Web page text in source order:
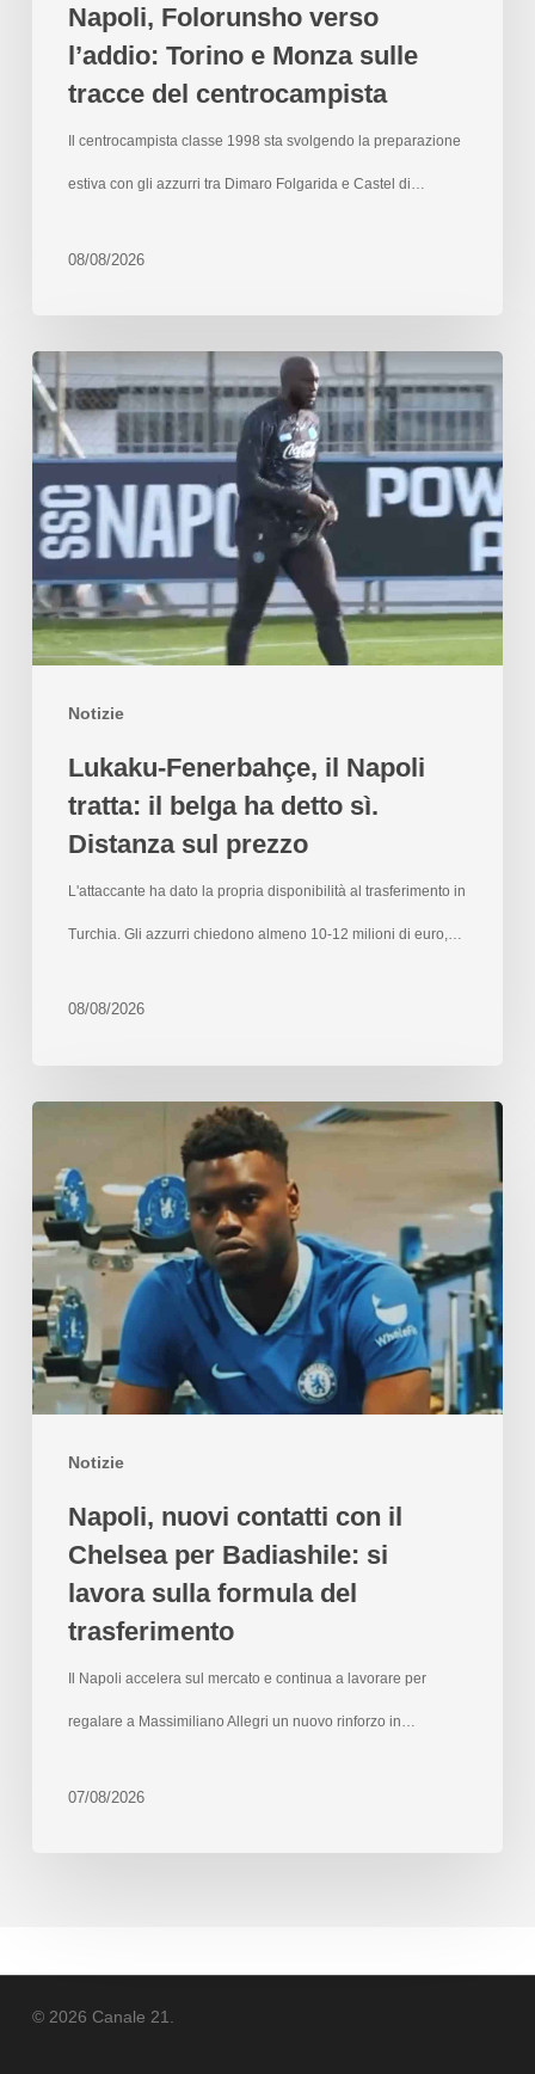
Napoli, Folorunsho verso
l’addio: Torino e Monza sulle
tracce del centrocampista
Il centrocampista classe 1998 sta svolgendo la preparazione
estiva con gli azzurri tra Dimaro Folgarida e Castel di…
08/08/2026
Notizie
Lukaku-Fenerbahçe, il Napoli
tratta: il belga ha detto sì.
Distanza sul prezzo
L'attaccante ha dato la propria disponibilità al trasferimento in
Turchia. Gli azzurri chiedono almeno 10-12 milioni di euro,…
08/08/2026
Notizie
Napoli, nuovi contatti con il
Chelsea per Badiashile: si
lavora sulla formula del
trasferimento
Il Napoli accelera sul mercato e continua a lavorare per
regalare a Massimiliano Allegri un nuovo rinforzo in…
07/08/2026
© 2026 Canale 21.